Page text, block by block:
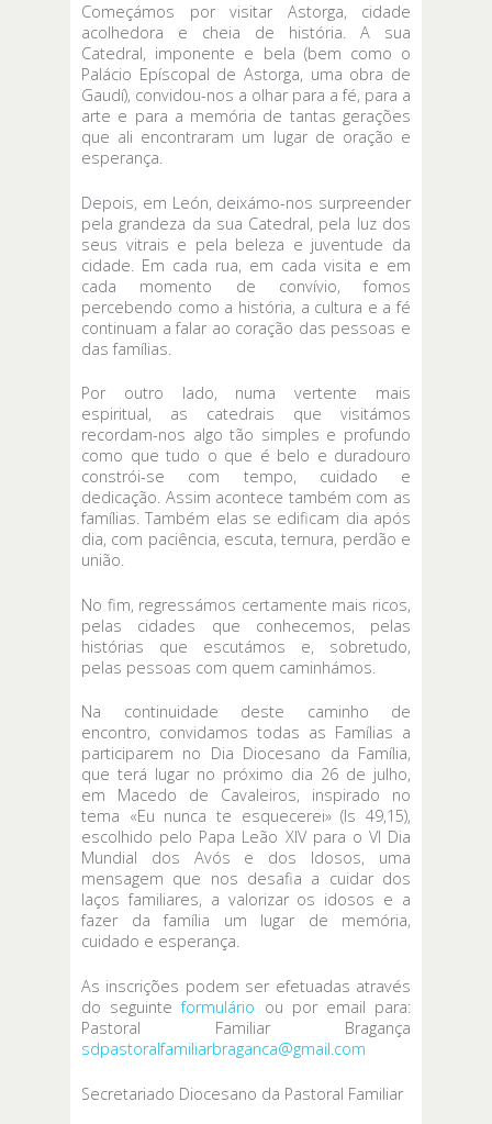
Começámos por visitar Astorga, cidade
acolhedora e cheia de história. A sua
Catedral, imponente e bela (bem como o
Palácio Epíscopal de Astorga, uma obra de
Gaudí), convidou-nos a olhar para a fé, para a
arte e para a memória de tantas gerações
que ali encontraram um lugar de oração e
esperança.
Depois, em León, deixámo-nos surpreender
pela grandeza da sua Catedral, pela luz dos
seus vitrais e pela beleza e juventude da
cidade. Em cada rua, em cada visita e em
cada momento de convívio, fomos
percebendo como a história, a cultura e a fé
continuam a falar ao coração das pessoas e
das famílias.
Por outro lado, numa vertente mais
espiritual, as catedrais que visitámos
recordam-nos algo tão simples e profundo
como que tudo o que é belo e duradouro
constrói-se com tempo, cuidado e
dedicação. Assim acontece também com as
famílias. Também elas se edificam dia após
dia, com paciência, escuta, ternura, perdão e
união.
No fim, regressámos certamente mais ricos,
pelas cidades que conhecemos, pelas
histórias que escutámos e, sobretudo,
pelas pessoas com quem caminhámos.
Na continuidade deste caminho de
encontro, convidamos todas as Famílias a
participarem no Dia Diocesano da Família,
que terá lugar no próximo dia 26 de julho,
em Macedo de Cavaleiros, inspirado no
tema «Eu nunca te esquecerei» (Is 49,15),
escolhido pelo Papa Leão XIV para o VI Dia
Mundial dos Avós e dos Idosos, uma
mensagem que nos desafia a cuidar dos
laços familiares, a valorizar os idosos e a
fazer da família um lugar de memória,
cuidado e esperança.
As inscrições podem ser efetuadas através
do seguinteformulário ou por email para:
Pastoral Familiar Bragança
sdpastoralfamiliarbraganca@gmail.com
Secretariado Diocesano da Pastoral Familiar